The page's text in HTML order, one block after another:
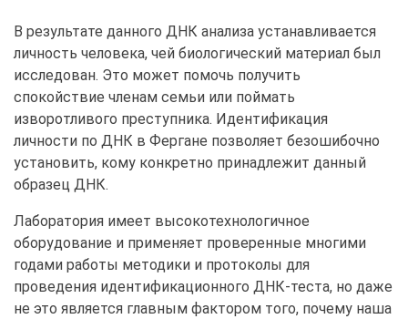
В результате данного ДНК анализа устанавливается
личность человека, чей биологический материал был
исследован. Это может помочь получить
спокойствие членам семьи или поймать
изворотливого преступника. Идентификация
личности по ДНК в Фергане позволяет безошибочно
установить, кому конкретно принадлежит данный
образец ДНК.
Лаборатория имеет высокотехнологичное
оборудование и применяет проверенные многими
годами работы методики и протоколы для
проведения идентификационного ДНК-теста, но даже
не это является главным фактором того, почему наша